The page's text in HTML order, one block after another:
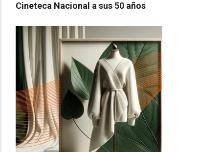
Cineteca Nacional a sus 50 años